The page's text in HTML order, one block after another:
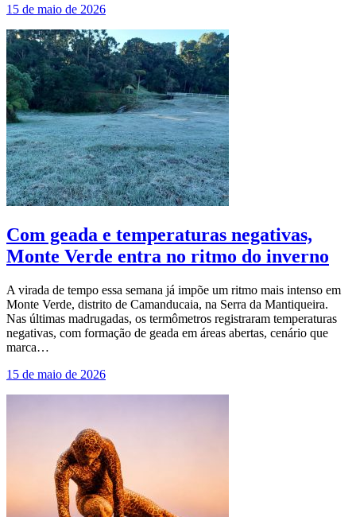
15 de maio de 2026
Com geada e temperaturas negativas,
Monte Verde entra no ritmo do inverno
A virada de tempo essa semana já impõe um ritmo mais intenso em
Monte Verde, distrito de Camanducaia, na Serra da Mantiqueira.
Nas últimas madrugadas, os termômetros registraram temperaturas
negativas, com formação de geada em áreas abertas, cenário que
marca…
15 de maio de 2026